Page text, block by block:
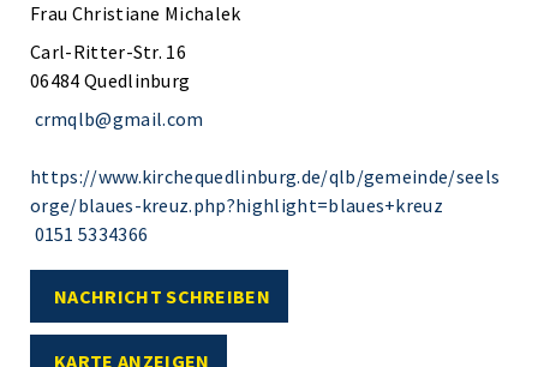
Frau Christiane Michalek
Carl-Ritter-Str. 16
06484 Quedlinburg
crmqlb@gmail.com
https://www.kirchequedlinburg.de/qlb/gemeinde/seels
orge/blaues-kreuz.php?highlight=blaues+kreuz
0151 5334366
NACHRICHT SCHREIBEN
KARTE ANZEIGEN